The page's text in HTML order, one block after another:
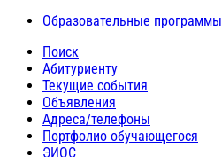
Образовательные программы
Поиск
Абитуриенту
Текущие события
Объявления
Адреса/телефоны
Портфолио обучающегося
ЭИОС